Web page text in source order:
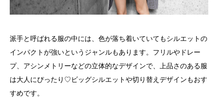
派手と呼ばれる服の中には、色が落ち着いていてもシルエットの
インパクトが強いというジャンルもあります。フリルやドレー
プ、アシンメトリーなどの立体的なデザインで、上品さのある服
は大人にぴったり♡ビッグシルエットや切り替えデザインもおす
すめです。